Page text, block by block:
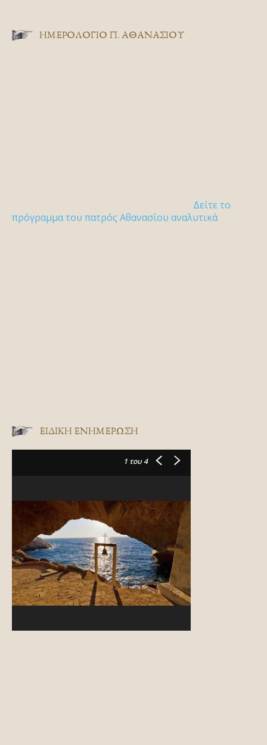
ΗΜΕΡΟΛΟΓΙΟ Π. ΑΘΑΝΑΣΙΟΥ
Δείτε το
πρόγραμμα του πατρός Αθανασίου αναλυτικά
ΕΙΔΙΚΉ ΕΝΗΜΈΡΩΣΗ
1 του 4